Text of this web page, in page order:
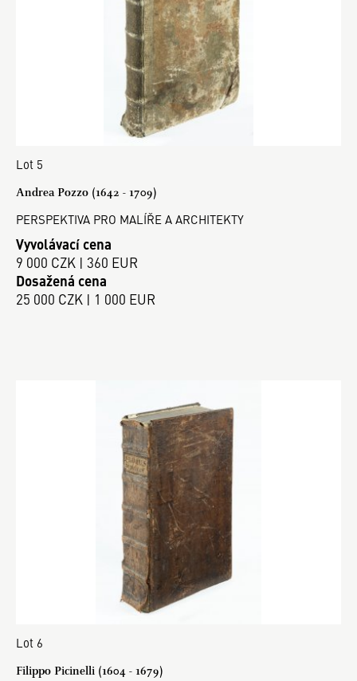
Lot 5
Andrea Pozzo (1642 - 1709)
PERSPEKTIVA PRO MALÍŘE A ARCHITEKTY
Vyvolávací cena
9 000 CZK | 360 EUR
Dosažená cena
25 000 CZK | 1 000 EUR
Lot 6
Filippo Picinelli (1604 - 1679)